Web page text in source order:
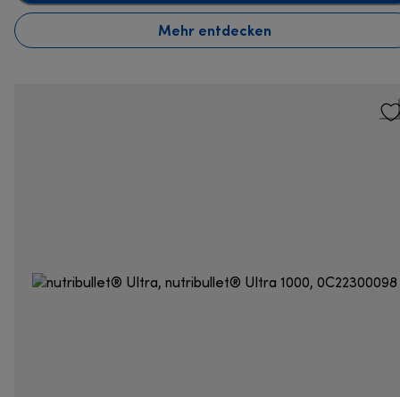
Mehr entdecken